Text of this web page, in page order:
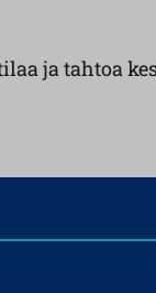
ja tahtoa